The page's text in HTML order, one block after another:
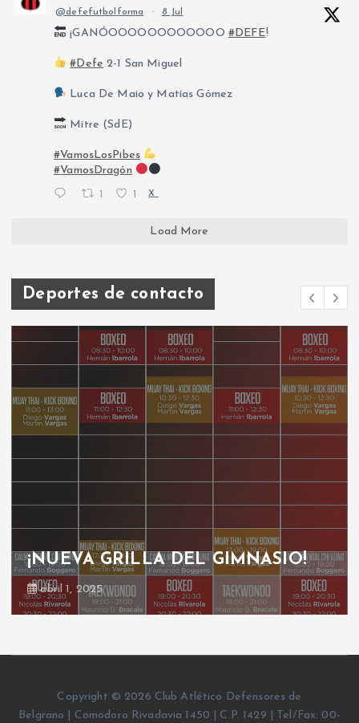
@defefutbolforma · 8 Jul
¡GANÓOOOOOOOOOOOO #DEFE!
#Defe 2-1 San Miguel
Luca De Maio y Matías Gómez
Mitre (SdE)
#VamosLosPibes
#VamosDragón
1 1 X
Load More
Deportes de contacto
¡NUEVA GRILLA DEL GIMNASIO!
abril 1, 2025
Copyright © 2026 Club Atlético Defensores de
Belgrano | Comodoro Rivadavia 1450 | C.P. 1429 | Tel/Fax: 00-